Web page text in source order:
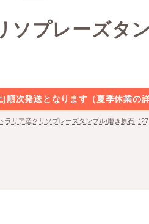
ソプレーズタ
次発送となります（夏季休業の詳
ラリア産クリソプレーズタンブル/磨き原石（